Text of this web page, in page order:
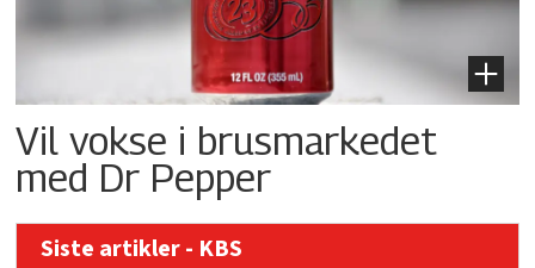
Vil vokse i brusmarkedet
med Dr Pepper
Siste artikler - KBS